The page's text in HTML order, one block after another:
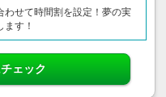
わせて時間割を設定！夢の実
す！
ェック